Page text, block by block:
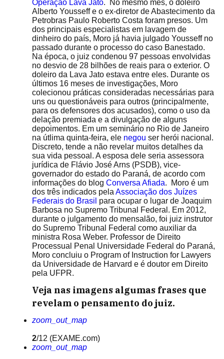
Operação Lava Jato. No mesmo mês, o doleiro
Alberto Yousseff e o ex-diretor de Abastecimento da
Petrobras Paulo Roberto Costa foram presos. Um
dos principais especialistas em lavagem de
dinheiro do país, Moro já havia julgado Yousseff no
passado durante o processo do caso Banestado.
Na época, o juiz condenou 97 pessoas envolvidas
no desvio de 28 bilhões de reais para o exterior. O
doleiro da Lava Jato estava entre eles. Durante os
últimos 16 meses de investigações, Moro
colecionou práticas consideradas necessárias para
uns ou questionáveis para outros (principalmente,
para os defensores dos acusados), como o uso da
delação premiada e a divulgação de alguns
depoimentos. Em um seminário no Rio de Janeiro
na útlima quinta-feira, ele negou ser herói nacional.
Discreto, tende a não revelar muitos detalhes da
sua vida pessoal. A esposa dele seria assessora
jurídica de Flávio José Arns (PSDB), vice-
governador do estado do Paraná, de acordo com
informações do blog Conversa Afiada. Moro é um
dos três indicados pela Associação dos Juízes
Federais do Brasil para ocupar o lugar de Joaquim
Barbosa no Supremo Tribunal Federal. Em 2012,
durante o julgamento do mensalão, foi juiz instrutor
do Supremo Tribunal Federal como auxiliar da
ministra Rosa Weber. Professor de Direito
Processual Penal Universidade Federal do Paraná,
Moro concluiu o Program of Instruction for Lawyers
da Universidade de Harvard e é doutor em Direito
pela UFPR.
Veja nas imagens algumas frases que
revelam o pensamento do juiz.
zoom_out_map
2/12 (EXAME.com)
zoom_out_map